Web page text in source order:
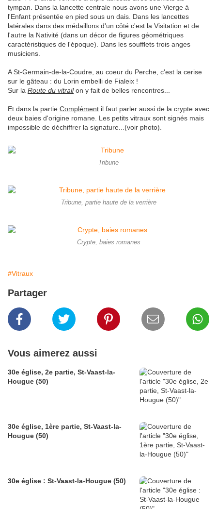
tympan. Dans la lancette centrale nous avons une Vierge à
l'Enfant présentée en pied sous un dais. Dans les lancettes
latérales dans des médaillons d'un côté c'est la Visitation et de
l'autre la Nativité (dans un décor de figures géométriques
caractéristiques de l'époque). Dans les soufflets trois anges
musiciens.
A St-Germain-de-la-Coudre, au coeur du Perche, c'est la cerise
sur le gâteau : du Lorin embelli de Fialeix !
Sur la Route du vitrailon y fait de belles rencontres...
Et dans la partie Complément il faut parler aussi de la crypte avec
deux baies d'origine romane. Les petits vitraux sont signés mais
impossible de déchiffrer la signature...(voir photo).
Tribune
Tribune, partie haute de la verrière
Crypte, baies romanes
#Vitraux
Partager
Vous aimerez aussi
30e église, 2e partie, St-Vaast-la-
Hougue (50)
30e église, 1ère partie, St-Vaast-la-
Hougue (50)
30e église : St-Vaast-la-Hougue (50)